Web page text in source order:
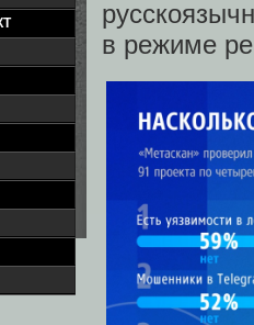
в режиме